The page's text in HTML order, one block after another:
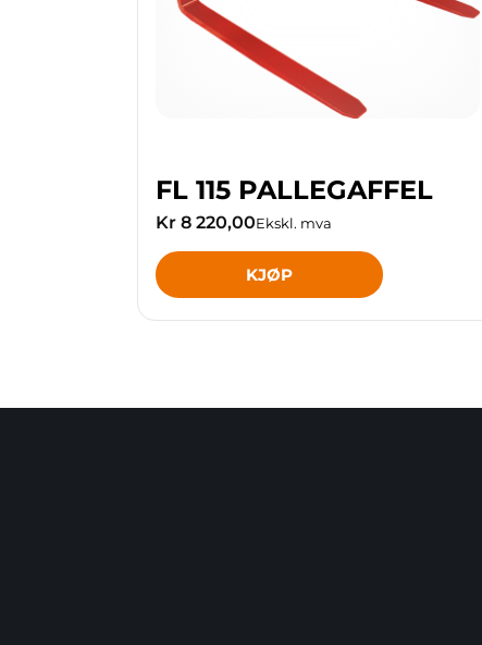
FL 115 PALLEGAFFEL
Kr 8 220,00Ekskl. mva
KJØP